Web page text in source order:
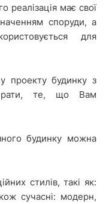
реалізація має свої
споруди, а
для
проекту будинку з
те, що Вам
будинку можна
стилів, такі як:
сучасні: модерн,